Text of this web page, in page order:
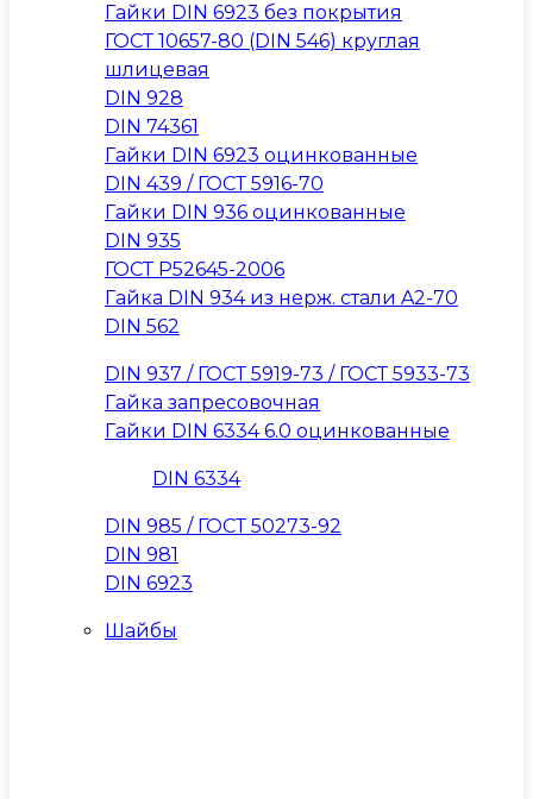
Гайки DIN 6923 без покрытия
ГОСТ 10657-80 (DIN 546) круглая
шлицевая
DIN 928
DIN 74361
Гайки DIN 6923 оцинкованные
DIN 439 / ГОСТ 5916-70
Гайки DIN 936 оцинкованные
DIN 935
ГОСТ Р52645-2006
Гайка DIN 934 из нерж. стали A2-70
DIN 562
DIN 937 / ГОСТ 5919-73 / ГОСТ 5933-73
Гайка запресовочная
Гайки DIN 6334 6.0 оцинкованные
DIN 6334
DIN 985 / ГОСТ 50273-92
DIN 981
DIN 6923
Шайбы